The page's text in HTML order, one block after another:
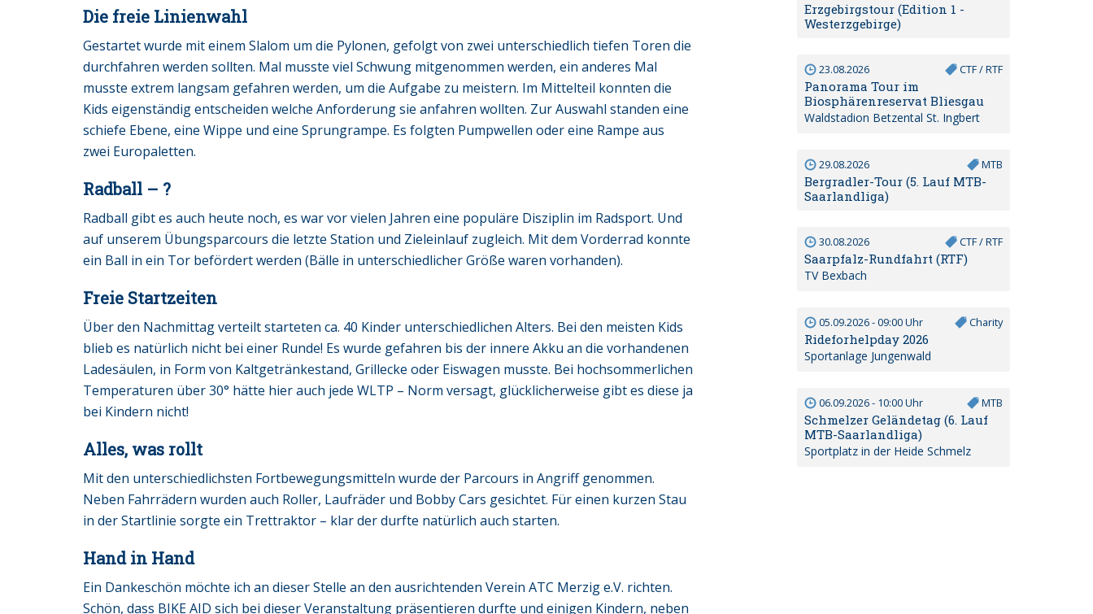
Die freie Linienwahl
Gestartet wurde mit einem Slalom um die Pylonen, gefolgt von zwei unterschiedlich tiefen Toren die
durchfahren werden sollten. Mal musste viel Schwung mitgenommen werden, ein anderes Mal
musste extrem langsam gefahren werden, um die Aufgabe zu meistern. Im Mittelteil konnten die
Kids eigenständig entscheiden welche Anforderung sie anfahren wollten. Zur Auswahl standen eine
schiefe Ebene, eine Wippe und eine Sprungrampe. Es folgten Pumpwellen oder eine Rampe aus
zwei Europaletten.
Radball – ?
Radball gibt es auch heute noch, es war vor vielen Jahren eine populäre Disziplin im Radsport. Und
auf unserem Übungsparcours die letzte Station und Zieleinlauf zugleich. Mit dem Vorderrad konnte
ein Ball in ein Tor befördert werden (Bälle in unterschiedlicher Größe waren vorhanden).
Freie Startzeiten
Über den Nachmittag verteilt starteten ca. 40 Kinder unterschiedlichen Alters. Bei den meisten Kids
blieb es natürlich nicht bei einer Runde! Es wurde gefahren bis der innere Akku an die vorhandenen
Ladesäulen, in Form von Kaltgetränkestand, Grillecke oder Eiswagen musste. Bei hochsommerlichen
Temperaturen über 30° hätte hier auch jede WLTP – Norm versagt, glücklicherweise gibt es diese ja
bei Kindern nicht!
Alles, was rollt
Mit den unterschiedlichsten Fortbewegungsmitteln wurde der Parcours in Angriff genommen.
Neben Fahrrädern wurden auch Roller, Laufräder und Bobby Cars gesichtet. Für einen kurzen Stau
in der Startlinie sorgte ein Trettraktor – klar der durfte natürlich auch starten.
Hand in Hand
Ein Dankeschön möchte ich an dieser Stelle an den ausrichtenden Verein ATC Merzig e.V. richten.
Schön, dass BIKE AID sich bei dieser Veranstaltung präsentieren durfte und einigen Kindern, neben
Erzgebirgstour (Edition 1 -
Westerzgebirge)
23.08.2026 CTF / RTF
Panorama Tour im
Biosphärenreservat Bliesgau
Waldstadion Betzental St. Ingbert
29.08.2026 MTB
Bergradler-Tour (5. Lauf MTB-
Saarlandliga)
30.08.2026 CTF / RTF
Saarpfalz-Rundfahrt (RTF)
TV Bexbach
05.09.2026 - 09:00 Uhr Charity
Rideforhelpday 2026
Sportanlage Jungenwald
06.09.2026 - 10:00 Uhr MTB
Schmelzer Geländetag (6. Lauf
MTB-Saarlandliga)
Sportplatz in der Heide Schmelz